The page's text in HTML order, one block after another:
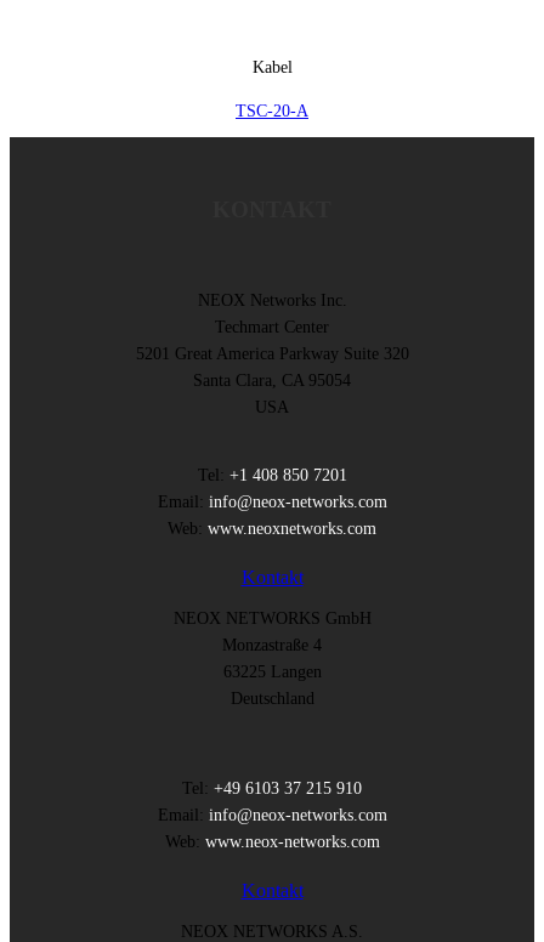
Kabel
TSC-20-A
NEOX Networks Inc.
Techmart Center
5201 Great America Parkway Suite 320
Santa Clara, CA 95054
USA
Tel: +1 408 850 7201
Email: info@neox-networks.com
Web: www.neoxnetworks.com
Kontakt
NEOX NETWORKS GmbH
Monzastraße 4
63225 Langen
Deutschland
Tel: +49 6103 37 215 910
Email: info@neox-networks.com
Web: www.neox-networks.com
Kontakt
NEOX NETWORKS A.S.